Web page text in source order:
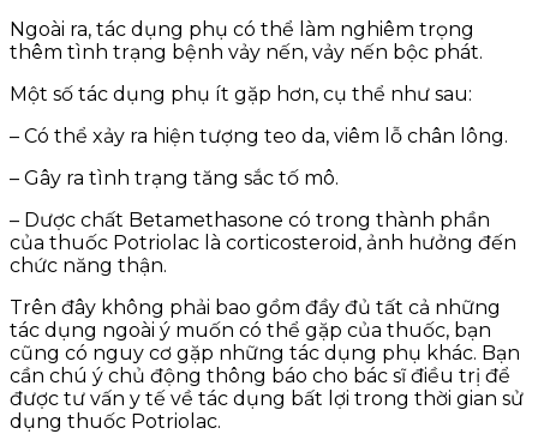
Ngoài ra, tác dụng phụ có thể làm nghiêm trọng
thêm tình trạng bệnh vảy nến, vảy nến bộc phát.
Một số tác dụng phụ ít gặp hơn, cụ thể như sau:
– Có thể xảy ra hiện tượng teo da, viêm lỗ chân lông.
– Gây ra tình trạng tăng sắc tố mô.
– Dược chất Betamethasone có trong thành phần
của thuốc Potriolac là corticosteroid, ảnh hưởng đến
chức năng thận.
Trên đây không phải bao gồm đầy đủ tất cả những
tác dụng ngoài ý muốn có thể gặp của thuốc, bạn
cũng có nguy cơ gặp những tác dụng phụ khác. Bạn
cần chú ý chủ động thông báo cho bác sĩ điều trị để
được tư vấn y tế về tác dụng bất lợi trong thời gian sử
dụng thuốc Potriolac.